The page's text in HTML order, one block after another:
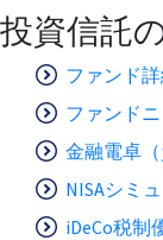
投資信託
ファンド
ファンド
金融電卓
NISAシミ
iDeCo税制